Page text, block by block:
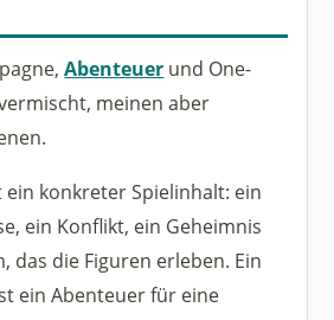
Abenteuer und One-
meinen aber
ein konkreter Spielinhalt: ein
ein Konflikt, ein Geheimnis
das die Figuren erleben. Ein
ein Abenteuer für eine